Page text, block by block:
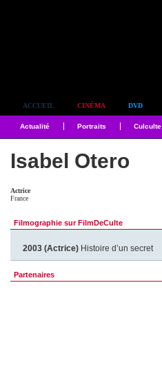
ACCUEIL CINÉMA DVD
Actualité Portraits Culculte
Isabel Otero
Actrice
France
Filmographie sur FilmDeCulte
2003 (Actrice) Histoire d’un secret
Partenaires